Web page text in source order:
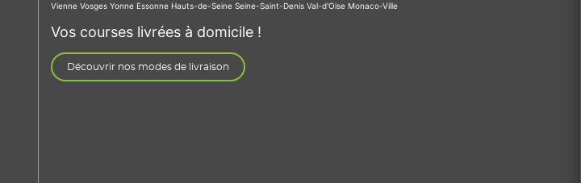
Vienne Vosges Yonne Essonne Hauts-de-Seine Seine-Saint-Denis Val-d'Oise Monaco-Ville
Vos courses livrées à domicile !
Découvrir nos modes de livraison